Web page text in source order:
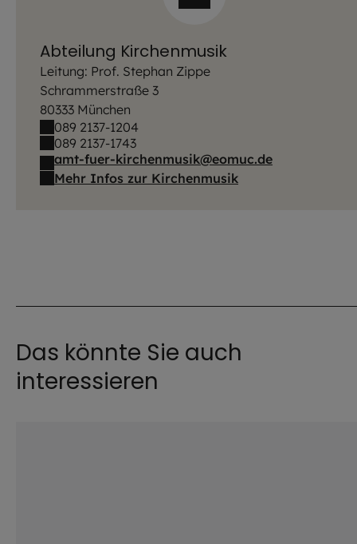
Abteilung Kirchenmusik
Leitung: Prof. Stephan Zippe
Schrammerstraße 3
80333 München
089 2137-1204
089 2137-1743
amt-fuer-kirchenmusik@eomuc.de
Mehr Infos zur Kirchenmusik
Das könnte Sie auch
interessieren